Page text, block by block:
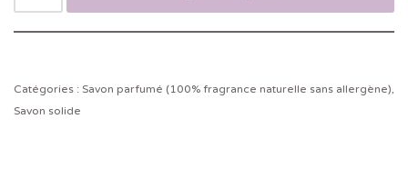
Catégories : Savon parfumé (100% fragrance naturelle sans allergène),
Savon solide